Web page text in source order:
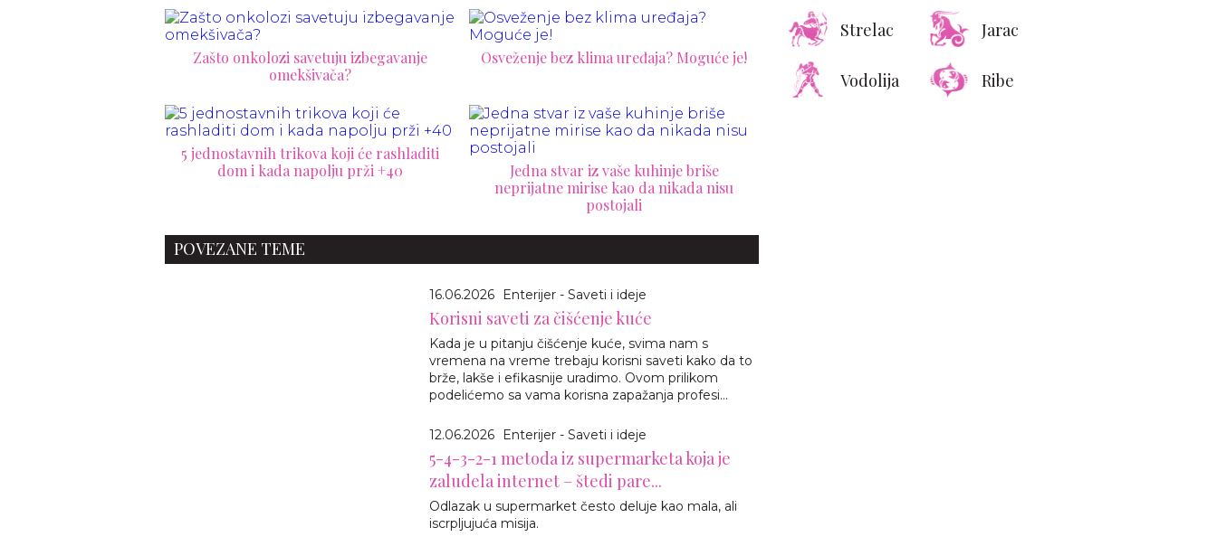
Zašto onkolozi savetuju izbegavanje
omekšivača?
Osveženje bez klima uređaja? Moguće je!
5 jednostavnih trikova koji će rashladiti
dom i kada napolju prži +40
Jedna stvar iz vaše kuhinje briše
neprijatne mirise kao da nikada nisu
postojali
POVEZANE TEME
16.06.2026 Enterijer - Saveti i ideje
Korisni saveti za čišćenje kuće
Kada je u pitanju čišćenje kuće, svima nam s
vremena na vreme trebaju korisni saveti kako da to
brže, lakše i efikasnije uradimo. Ovom prilikom
podelićemo sa vama korisna zapažanja profesi...
12.06.2026 Enterijer - Saveti i ideje
5-4-3-2-1 metoda iz supermarketa koja je
zaludela internet – štedi pare...
Odlazak u supermarket često deluje kao mala, ali
iscrpljujuća misija.
Strelac Jarac
Vodolija Ribe